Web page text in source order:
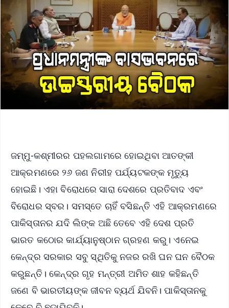
ଜମ୍ମୁ-କଶ୍ମୀରର ପହଲଗାମରେ ହୋଇଥିବା ଆତଙ୍କୀ
ଆକ୍ରମଣରେ ୨୬ ଜଣ ନିରୀହ ପର୍ଯ୍ୟଟକଙ୍କ ମୃତ୍ୟୁ
ହୋଇଛି। ଏହା ବିରୋଧରେ ସାରା ଦେଶରେ ପ୍ରତିବାଦ ଏବଂ
ବିରୋଧର ସ୍ବର। ସମସ୍ତେ ଚାହିଁ ବସିଛନ୍ତି ଏହି ଆକ୍ରମଣରେ
ପାକିସ୍ତାନର ଯଦି ଲିଙ୍କ ଅଛି ତେବେ ଏହି ଦେଶ ପ୍ରତି
ଭାରତ କଠୋର କାର୍ଯ୍ୟାନୁଷ୍ଠାନ ଗ୍ରହଣ କରୁ। ଏନେଇ
କେନ୍ଦ୍ର ସରକାର ସବୁ ସ୍ଥିତିକୁ ନଜର ରଖି ଘନ ଘନ ବୈଠକ
କରୁଛନ୍ତି। କେନ୍ଦ୍ର ଗୃହ ମନ୍ତ୍ରୀ ଅମିତ ଶାହ କହିଛନ୍ତି
ଜଣେ ବି ଭାରତୀୟଙ୍କ ଜୀବନ ବ୍ୟର୍ଥ ଯିବନି। ପାକିସ୍ତାନକୁ